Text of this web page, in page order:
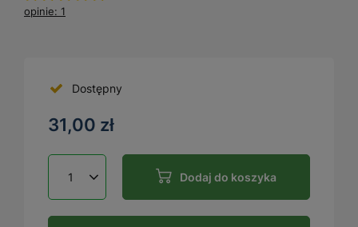
opinie: 1
Dostępny
31,00 zł
Dodaj do koszyka